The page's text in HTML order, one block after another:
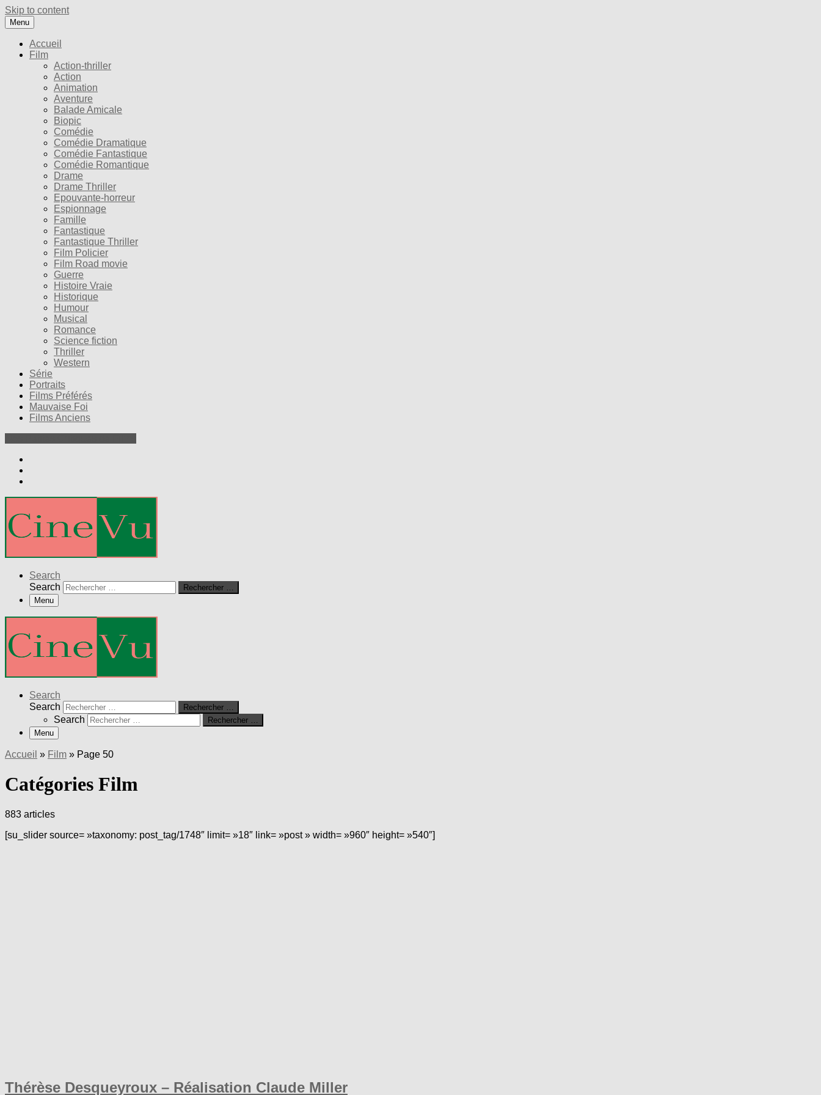
Skip to content
Menu
Accueil
Film
Action-thriller
Action
Animation
Aventure
Balade Amicale
Biopic
Comédie
Comédie Dramatique
Comédie Fantastique
Comédie Romantique
Drame
Drame Thriller
Epouvante-horreur
Espionnage
Famille
Fantastique
Fantastique Thriller
Film Policier
Film Road movie
Guerre
Histoire Vraie
Historique
Humour
Musical
Romance
Science fiction
Thriller
Western
Série
Portraits
Films Préférés
Mauvaise Foi
Films Anciens
Search
Search
Rechercher …
Menu
Search
Search
Rechercher …
Search
Rechercher …
Menu
Accueil » Film » Page 50
Catégories Film
883 articles
[su_slider source= »taxonomy: post_tag/1748″ limit= »18″ link= »post » width= »960″ height= »540″]
Thérèse Desqueyroux – Réalisation Claude Miller